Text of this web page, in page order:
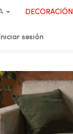
DECORACIÓN
sesión